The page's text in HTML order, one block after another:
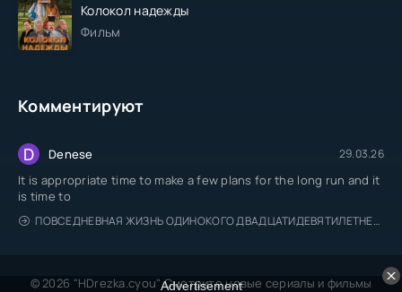
Колокол надежды
Фильм
Комментируют
D Denese 29.03.26
It is appropriate time to make a few plans for the long run and it
is time to
ПОВСЕДНЕВНАЯ ЖИЗНЬ ОДИНОКОГО ДВАДЦАТИДЕВЯТИЛЕТНЕГО АВАНТЮРИСТА
© 2026 "HDrezka.cyou" Смотрите новые сериалы и фильмы